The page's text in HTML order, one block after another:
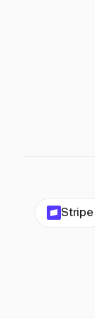
Stripe